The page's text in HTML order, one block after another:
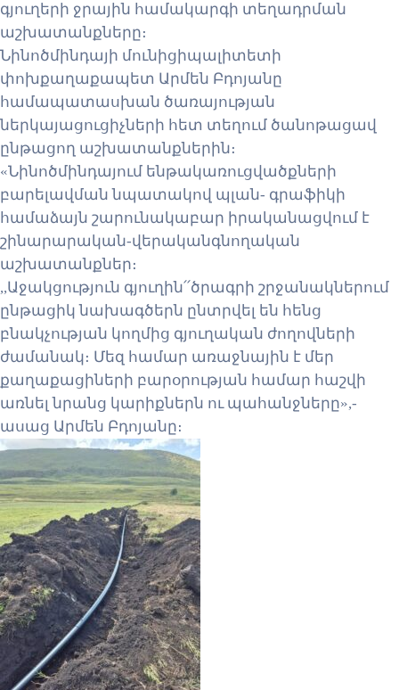
գյուղերի ջրային համակարգի տեղադրման
աշխատանքները։
Նինոծմինդայի մունիցիպալիտետի
փոխքաղաքապետ Արմեն Բդոյանը
համապատասխան ծառայության
ներկայացուցիչների հետ տեղում ծանոթացավ
ընթացող աշխատանքներին։
«Նինոծմինդայում ենթակառուցվածքների
բարելավման նպատակով պլան- գրաֆիկի
համաձայն շարունակաբար իրականացվում է
շինարարական-վերականգնողական
աշխատանքներ։
,,Աջակցություն գյուղին՛՛ծրագրի շրջանակներում
ընթացիկ նախագծերն ընտրվել են հենց
բնակչության կողմից գյուղական ժողովների
ժամանակ։ Մեզ համար առաջնային է մեր
քաղաքացիների բարօրության համար հաշվի
առնել նրանց կարիքներն ու պահանջները»,-
ասաց Արմեն Բդոյանը։